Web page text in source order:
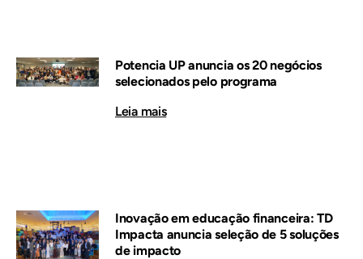
Potencia UP anuncia os 20 negócios
selecionados pelo programa
Leia mais
Inovação em educação financeira: TD
Impacta anuncia seleção de 5 soluções
de impacto